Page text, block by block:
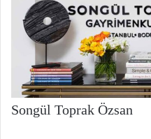
Songül Toprak Özsan